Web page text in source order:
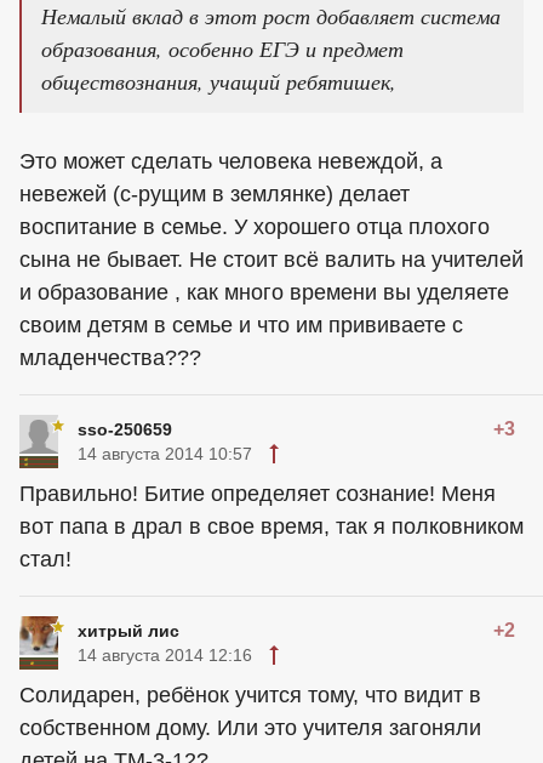
Немалый вклад в этот рост добавляет система
образования, особенно ЕГЭ и предмет
обществознания, учащий ребятишек,
Это может сделать человека невеждой, а
невежей (с-рущим в землянке) делает
воспитание в семье. У хорошего отца плохого
сына не бывает. Не стоит всё валить на учителей
и образование , как много времени вы уделяете
своим детям в семье и что им прививаете с
младенчества???
sso-250659 +3
14 августа 2014 10:57
Правильно! Битие определяет сознание! Меня
вот папа в драл в свое время, так я полковником
стал!
хитрый лис +2
14 августа 2014 12:16
Солидарен, ребёнок учится тому, что видит в
собственном дому. Или это учителя загоняли